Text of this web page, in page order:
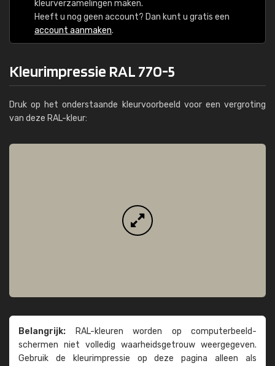
kleurverzamelingen maken.
Heeft u nog geen account? Dan kunt u gratis een
account aanmaken.
Kleurimpressie RAL 770-5
Druk op het onderstaande kleurvoorbeeld voor een vergroting
van deze RAL-kleur:
Belangrijk: RAL-kleuren worden op computer­beeld­
schermen niet volledig waarheids­­getrouw weer­gegeven.
Gebruik de kleur­impressie op deze pagina alleen als